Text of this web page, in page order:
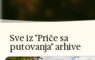
Sve iz "Priče sa
putovanja" arhive